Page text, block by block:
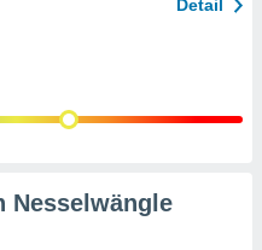
Detail
Nesselwängle